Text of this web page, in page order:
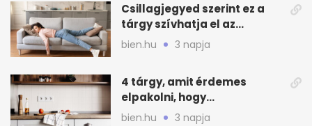
Csillagjegyed szerint ez a
tárgy szívhatja el az
otthonod energiáját
bien.hu 3 napja
4 tárgy, amit érdemes
elpakolni, hogy
hűvösebbnek tűnjön a lakás
bien.hu 3 napja